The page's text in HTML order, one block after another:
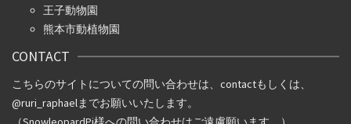
王子動物園
熊本市動植物園
CONTACT
こちらのサイトについての問い合わせは、 contactもしくは、
@ruri_raphaelまでお願いいたします。